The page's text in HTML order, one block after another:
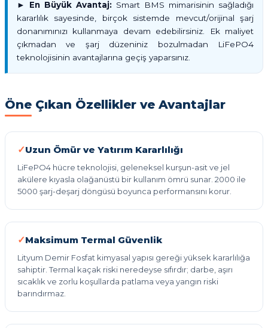
► En Büyük Avantaj: Smart BMS mimarisinin sağladığı
kararlılık sayesinde, birçok sistemde mevcut/orijinal şarj
donanımınızı kullanmaya devam edebilirsiniz. Ek maliyet
çıkmadan ve şarj düzeniniz bozulmadan LiFePO4
teknolojisinin avantajlarına geçiş yaparsınız.
Öne Çıkan Özellikler ve Avantajlar
Uzun Ömür ve Yatırım Kararlılığı
LiFePO4 hücre teknolojisi, geleneksel kurşun-asit ve jel
akülere kıyasla olağanüstü bir kullanım ömrü sunar. 2000 ile
5000 şarj-deşarj döngüsü boyunca performansını korur.
Maksimum Termal Güvenlik
Lityum Demir Fosfat kimyasal yapısı gereği yüksek kararlılığa
sahiptir. Termal kaçak riski neredeyse sıfırdır; darbe, aşırı
sıcaklık ve zorlu koşullarda patlama veya yangın riski
barındırmaz.